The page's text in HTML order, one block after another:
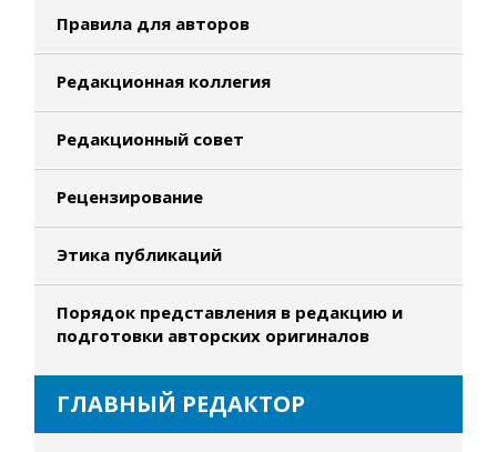
Правила для авторов
Редакционная коллегия
Редакционный совет
Рецензирование
Этика публикаций
Порядок представления в редакцию и
подготовки авторских оригиналов
ГЛАВНЫЙ РЕДАКТОР